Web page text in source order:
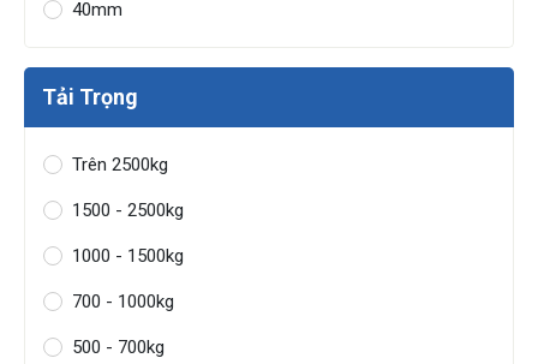
40mm
Tải Trọng
Trên 2500kg
1500 - 2500kg
1000 - 1500kg
700 - 1000kg
500 - 700kg